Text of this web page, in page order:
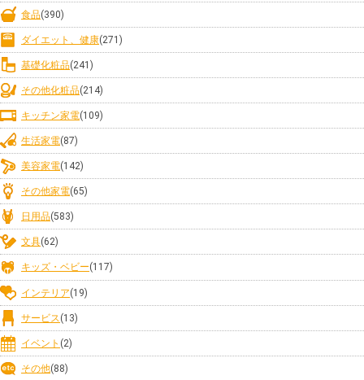
食品(390)
ダイエット、健康(271)
基礎化粧品(241)
その他化粧品(214)
キッチン家電(109)
生活家電(87)
美容家電(142)
その他家電(65)
日用品(583)
文具(62)
キッズ・ベビー(117)
インテリア(19)
サービス (13)
イベント (2)
その他(88)